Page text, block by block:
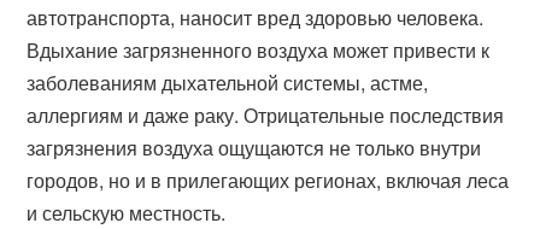
автотранспорта, наносит вред здоровью человека.
Вдыхание загрязненного воздуха может привести к
заболеваниям дыхательной системы, астме,
аллергиям и даже раку. Отрицательные последствия
загрязнения воздуха ощущаются не только внутри
городов, но и в прилегающих регионах, включая леса
и сельскую местность.